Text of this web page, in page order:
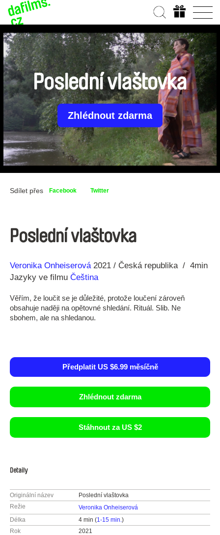
Poslední vlaštovka
Zhlédnout zdarma
Sdílet přes Facebook Twitter
Poslední vlaštovka
Režie
Veronika Onheiserová
Rok 2021 Česká republika
4min
Jazyky ve filmu Čeština
Věřím, že loučit se je důležité, protože loučení zároveň
obsahuje naději na opětovné shledání. Rituál. Slib. Ne
sbohem, ale na shledanou.
Předplatit US $6.99 měsíčně
Zhlédnout zdarma
Stáhnout za US $2
Detaily
Originální název
Poslední vlaštovka
Režie
Veronika Onheiserová
Délka
4 min (1-15 min.)
Rok
2021